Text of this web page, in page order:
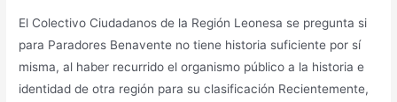
El Colectivo Ciudadanos de la Región Leonesa se pregunta si
para Paradores Benavente no tiene historia suficiente por sí
misma, al haber recurrido el organismo público a la historia e
identidad de otra región para su clasificación Recientemente,